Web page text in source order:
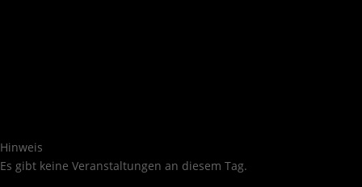
Hinweis
Es gibt keine Veranstaltungen an diesem Tag.